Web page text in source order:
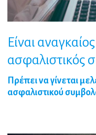
Είναι αναγκαίος
ασφαλιστικός
Πρέπει να γίνεται
ασφαλιστικού